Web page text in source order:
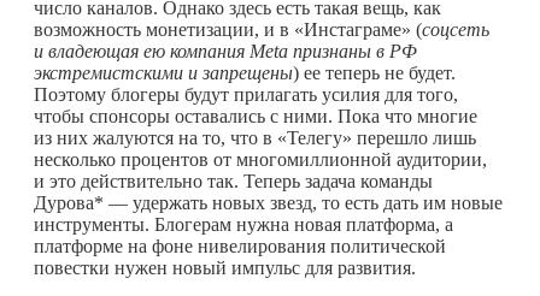
число каналов. Однако здесь есть такая вещь, как
возможность монетизации, и в «Инстаграме» (соцсеть
и владеющая ею компания Meta признаны в РФ
экстремистскими и запрещены) ее теперь не будет.
Поэтому блогеры будут прилагать усилия для того,
чтобы спонсоры оставались с ними. Пока что многие
из них жалуются на то, что в «Телегу» перешло лишь
несколько процентов от многомиллионной аудитории,
и это действительно так. Теперь задача команды
Дурова* — удержать новых звезд, то есть дать им новые
инструменты. Блогерам нужна новая платформа, а
платформе на фоне нивелирования политической
повестки нужен новый импульс для развития.